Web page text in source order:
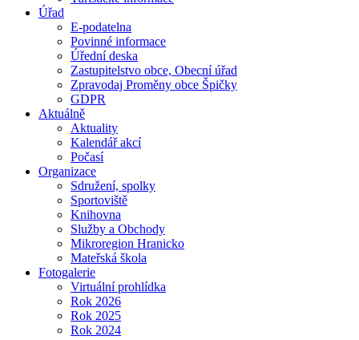
Úřad
E-podatelna
Povinné informace
Úřední deska
Zastupitelstvo obce, Obecní úřad
Zpravodaj Proměny obce Špičky
GDPR
Aktuálně
Aktuality
Kalendář akcí
Počasí
Organizace
Sdružení, spolky
Sportoviště
Knihovna
Služby a Obchody
Mikroregion Hranicko
Mateřská škola
Fotogalerie
Virtuální prohlídka
Rok 2026
Rok 2025
Rok 2024